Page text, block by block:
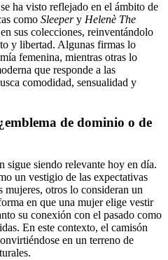
ha visto reflejado en el ámbito de
como Sleepery Helenè The
sus colecciones, reinventándolo
y libertad. Algunas firmas lo
femenina, mientras otras lo
que responde a las
comodidad, sensualidad y
de dominio o de
sigue siendo relevante hoy en día.
un vestigio de las expectativas
mujeres, otros lo consideran un
en que una mujer elige vestir
su conexión con el pasado como
En este contexto, el camisón
en un terreno de